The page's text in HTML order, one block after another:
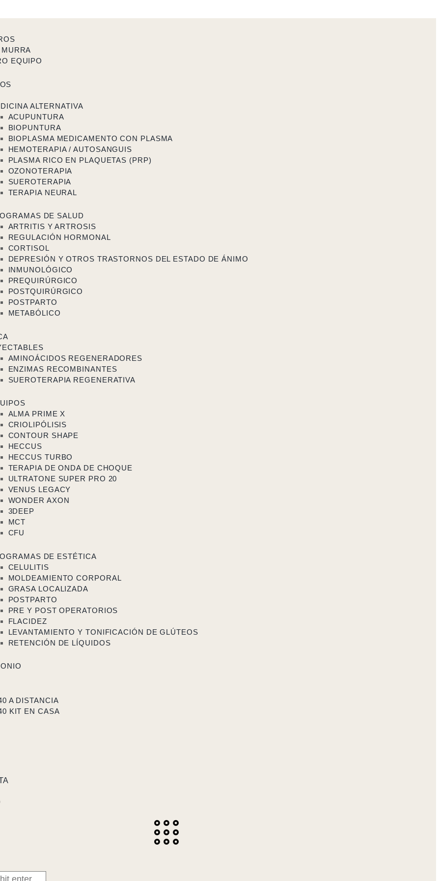
EQUIPO
ALTERNATIVA
ACUPUNTURA
BIOPUNTURA
BIOPLASMA MEDICAMENTO CON PLASMA
HEMOTERAPIA / AUTOSANGUIS
PLASMA RICO EN PLAQUETAS (PRP)
OZONOTERAPIA
SUEROTERAPIA
TERAPIA NEURAL
DE SALUD
ARTRITIS Y ARTROSIS
REGULACIÓN HORMONAL
CORTISOL
DEPRESIÓN Y OTROS TRASTORNOS DEL ESTADO DE ÁNIMO
INMUNOLÓGICO
PREQUIRÚRGICO
POSTQUIRÚRGICO
POSTPARTO
METABÓLICO
AMINOÁCIDOS REGENERADORES
ENZIMAS RECOMBINANTES
SUEROTERAPIA REGENERATIVA
ALMA PRIME X
CRIOLIPÓLISIS
CONTOUR SHAPE
HECCUS
HECCUS TURBO
TERAPIA DE ONDA DE CHOQUE
ULTRATONE SUPER PRO 20
VENUS LEGACY
WONDER AXON
3DEEP
MCT
CFU
DE ESTÉTICA
CELULITIS
MOLDEAMIENTO CORPORAL
GRASA LOCALIZADA
POSTPARTO
PRE Y POST OPERATORIOS
FLACIDEZ
LEVANTAMIENTO Y TONIFICACIÓN DE GLÚTEOS
RETENCIÓN DE LÍQUIDOS
A DISTANCIA
KIT EN CASA